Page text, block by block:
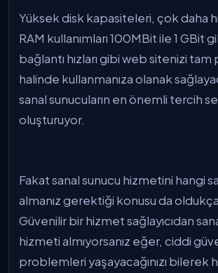
Yüksek disk kapasiteleri, çok daha
RAM kullanımları 100MBit ile 1 GBit
bağlantı hızları gibi web sitenizi
halinde kullanmanıza olanak
sanal sunucuların en önemli tercih
oluşturuyor.
Fakat sanal sunucu hizmetini hangi
almanız gerektiği konusu da
Güvenilir bir hizmet sağlayıcıdan
hizmeti almıyorsanız eğer, ciddi
problemleri yaşayacağınızı bilerek